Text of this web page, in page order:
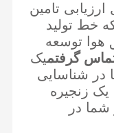
تامین
خط تولید
هوا توسعه
گرفتمیک
در شناسایی
یک زنجیره
شما در